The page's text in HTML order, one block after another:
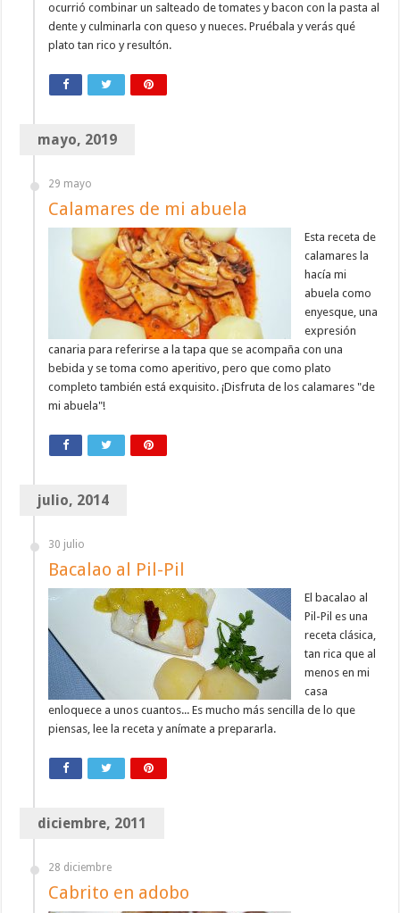
ocurrió combinar un salteado de tomates y bacon con la pasta al
dente y culminarla con queso y nueces. Pruébala y verás qué
plato tan rico y resultón.
mayo, 2019
29 mayo
Calamares de mi abuela
Esta receta de
calamares la
hacía mi
abuela como
enyesque, una
expresión
canaria para referirse a la tapa que se acompaña con una
bebida y se toma como aperitivo, pero que como plato
completo también está exquisito. ¡Disfruta de los calamares "de
mi abuela"!
julio, 2014
30 julio
Bacalao al Pil-Pil
El bacalao al
Pil-Pil es una
receta clásica,
tan rica que al
menos en mi
casa
enloquece a unos cuantos... Es mucho más sencilla de lo que
piensas, lee la receta y anímate a prepararla.
diciembre, 2011
28 diciembre
Cabrito en adobo